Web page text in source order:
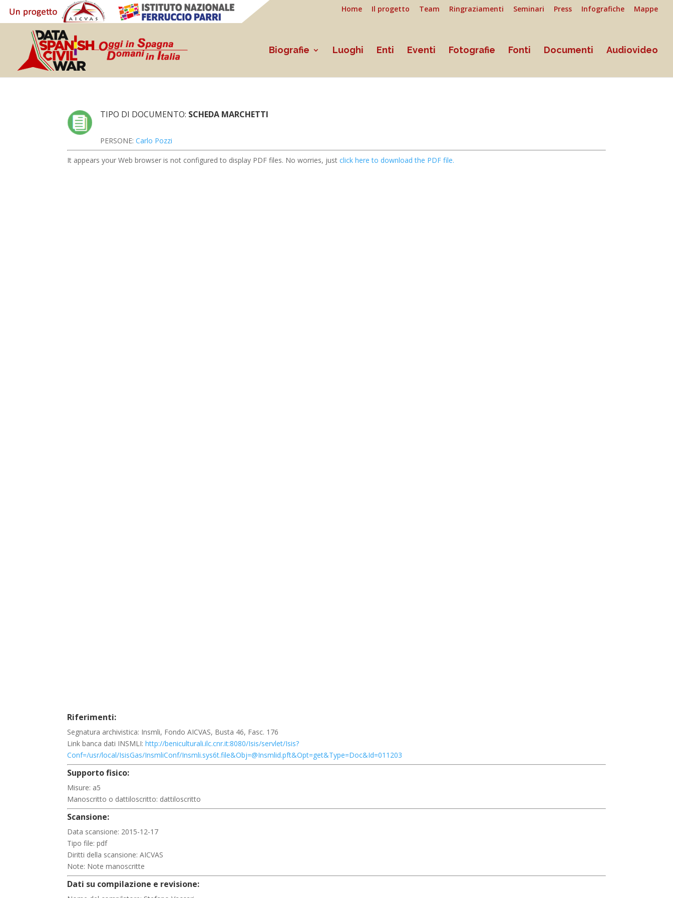
Home Il progetto Team Ringraziamenti Seminari Press Infografiche Mappe
Biografie Luoghi Enti Eventi Fotografie Fonti Documenti Audiovideo
TIPO DI DOCUMENTO: SCHEDA MARCHETTI
PERSONE:Carlo Pozzi
It appears your Web browser is not configured to display PDF files. No worries, justclick here to download the PDF file.
Riferimenti:
Segnatura archivistica: Insmli, Fondo AICVAS, Busta 46, Fasc. 176
Link banca dati INSMLI:http://beniculturali.ilc.cnr.it:8080/Isis/servlet/Isis?
Conf=/usr/local/IsisGas/InsmliConf/Insmli.sys6t.file&Obj=@Insmlid.pft&Opt=get&Type=Doc&Id=011203
Supporto fisico:
Misure: a5
Manoscritto o dattiloscritto: dattiloscritto
Scansione:
Data scansione: 2015-12-17
Tipo file: pdf
Diritti della scansione: AICVAS
Note: Note manoscritte
Dati su compilazione e revisione: